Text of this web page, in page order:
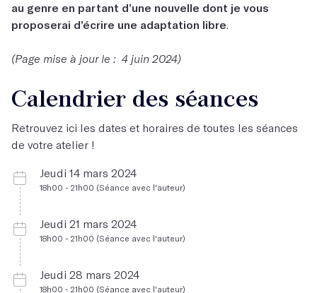
au genre en partant d’une nouvelle dont je vous
proposerai d’écrire une adaptation libre.
(Page mise à jour le : 4 juin 2024)
Calendrier des séances
Retrouvez ici les dates et horaires de toutes les séances
de votre atelier !
Jeudi 14 mars 2024
18h00 - 21h00 (Séance avec l'auteur)
Jeudi 21 mars 2024
18h00 - 21h00 (Séance avec l'auteur)
Jeudi 28 mars 2024
18h00 - 21h00 (Séance avec l'auteur)